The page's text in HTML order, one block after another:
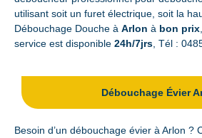
utilisant soit un furet électrique, soit la
Débouchage Douche à Arlon à bon prix
service est disponible 24h/7jrs, Tél :
Débouchage Évier
Besoin d’un débouchage évier à Arlon ?